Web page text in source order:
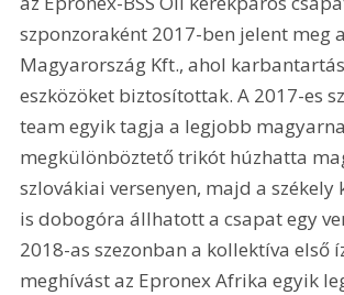
szponzoraként 2017-ben jelent meg
Magyarország Kft., ahol
eszközöket biztosítottak. A 2017-es
team egyik tagja a legjobb
megkülönböztető trikót húzhatta
szlovákiai versenyen, majd a székely
is dobogóra állhatott a csapat egy
2018-as szezonban a kollektíva első
meghívást az Epronex Afrika egyik